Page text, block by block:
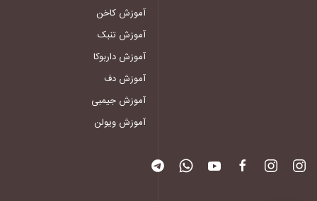
آموزش کاخن
آموزش تنبک
آموزش داربوکا
آموزش دف
آموزش جیمبی
آموزش ویولن